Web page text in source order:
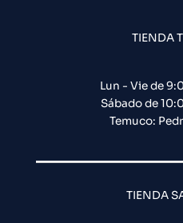
TIENDA
Lun - Vie de
Sábado de
Temuco:
TIENDA